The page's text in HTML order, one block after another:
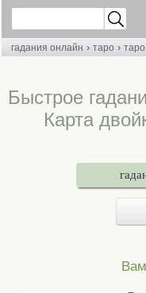
гадания онлайн › таро ›
Быстрое
Карта